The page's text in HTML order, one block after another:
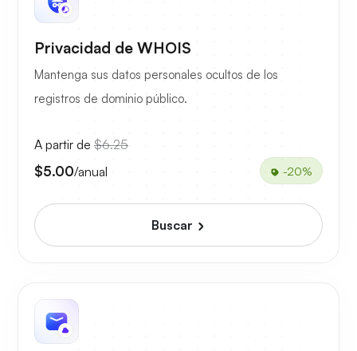
Privacidad de WHOIS
Mantenga sus datos personales ocultos de los
registros de dominio público.
A partir de $6.25
$5.00/anual -20%
Buscar